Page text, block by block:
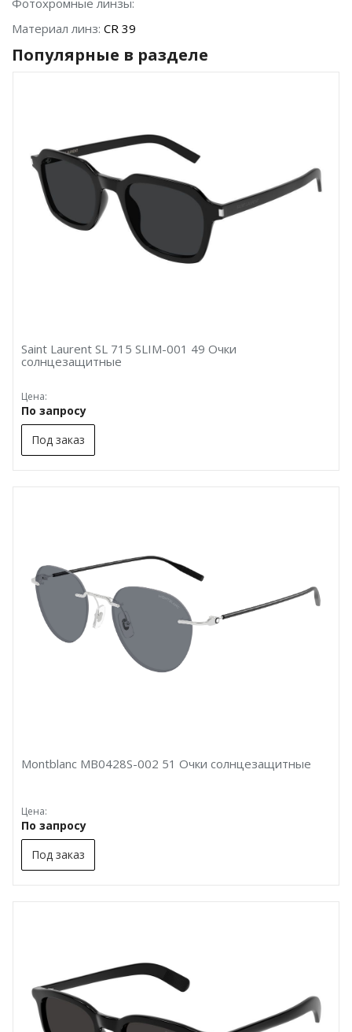
Фотохромные линзы:
Материал линз: CR 39
Популярные в разделе
Saint Laurent SL 715 SLIM-001 49 Очки
солнцезащитные
Цена:
По запросу
Под заказ
Montblanc MB0428S-002 51 Очки солнцезащитные
Цена:
По запросу
Под заказ